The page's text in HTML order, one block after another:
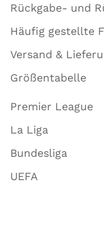
Rückgabe- und
Häufig gestellte
Versand &
Größentabelle
Premier League
La Liga
Bundesliga
UEFA